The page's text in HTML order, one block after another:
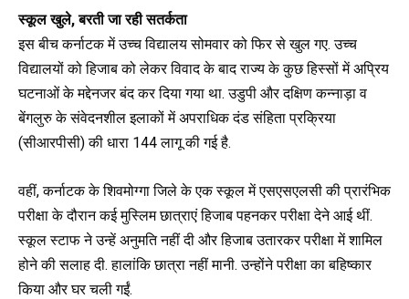
स्कूल खुले, बरती जा रही सतर्कता
इस बीच कर्नाटक में उच्च विद्यालय सोमवार को फिर से खुल गए. उच्च
विद्यालयों को हिजाब को लेकर विवाद के बाद राज्य के कुछ हिस्सों में अप्रिय
घटनाओं के मद्देनजर बंद कर दिया गया था. उडुपी और दक्षिण कन्नाड़ा व
बेंगलुरु के संवेदनशील इलाकों में अपराधिक दंड संहिता प्रक्रिया
(सीआरपीसी) की धारा 144 लागू की गई है.
वहीं, कर्नाटक के शिवमोग्गा जिले के एक स्कूल में एसएसएलसी की प्रारंभिक
परीक्षा के दौरान कई मुस्लिम छात्राएं हिजाब पहनकर परीक्षा देने आई थीं.
स्कूल स्टाफ ने उन्हें अनुमति नहीं दी और हिजाब उतारकर परीक्षा में शामिल
होने की सलाह दी. हालांकि छात्रा नहीं मानी. उन्होंने परीक्षा का बहिष्कार
किया और घर चली गईं.